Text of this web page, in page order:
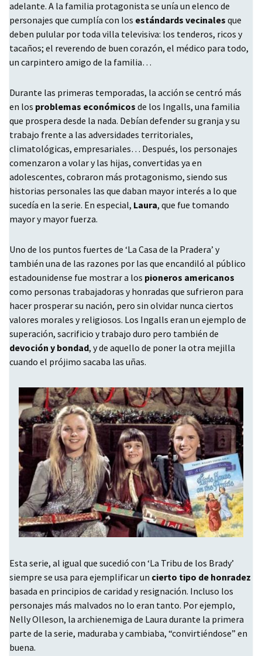
adelante. A la familia protagonista se unía un elenco de
personajes que cumplía con los estándards vecinales que
deben pulular por toda villa televisiva: los tenderos, ricos y
tacaños; el reverendo de buen corazón, el médico para todo,
un carpintero amigo de la familia…
Durante las primeras temporadas, la acción se centró más
en los problemas económicos de los Ingalls, una familia
que prospera desde la nada. Debían defender su granja y su
trabajo frente a las adversidades territoriales,
climatológicas, empresariales… Después, los personajes
comenzaron a volar y las hijas, convertidas ya en
adolescentes, cobraron más protagonismo, siendo sus
historias personales las que daban mayor interés a lo que
sucedía en la serie. En especial, Laura, que fue tomando
mayor y mayor fuerza.
Uno de los puntos fuertes de ‘La Casa de la Pradera’ y
también una de las razones por las que encandiló al público
estadounidense fue mostrar a los pioneros americanos
como personas trabajadoras y honradas que sufrieron para
hacer prosperar su nación, pero sin olvidar nunca ciertos
valores morales y religiosos. Los Ingalls eran un ejemplo de
superación, sacrificio y trabajo duro pero también de
devoción y bondad, y de aquello de poner la otra mejilla
cuando el prójimo sacaba las uñas.
Esta serie, al igual que sucedió con ‘La Tribu de los Brady’
siempre se usa para ejemplificar un cierto tipo de honradez
basada en principios de caridad y resignación. Incluso los
personajes más malvados no lo eran tanto. Por ejemplo,
Nelly Olleson, la archienemiga de Laura durante la primera
parte de la serie, maduraba y cambiaba, “convirtiéndose” en
buena.